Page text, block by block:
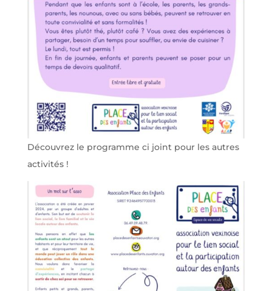
Découvrez le programme ci joint pour les autres
activités !